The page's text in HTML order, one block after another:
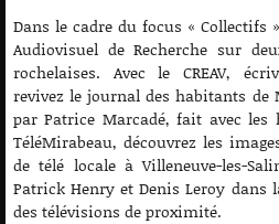
Dans le cadre du focus « Collectifs
Audiovisuel de Recherche sur
rochelaises. Avec le CREAV,
revivez le journal des habitants de
par Patrice Marcadé, fait avec les
TéléMirabeau, découvrez les
de télé locale à Villeneuve-les-
Patrick Henry et Denis Leroy dans
des télévisions de proximité.